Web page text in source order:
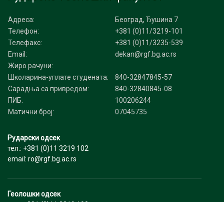
Адреса:
Београд, Ђушина 7
Телефон:
+381 (0)11/3219-101
Телефакс:
+381 (0)11/3235-539
Email:
dekan@rgf.bg.ac.rs
Жиро рачуни:
Школарина-уплате студената:
840-32847845-57
Сарадња са привредом:
840-32840845-08
ПИБ:
100206244
Матични број:
07045735
Рударски одсек
тел.: +381 (0)11 3219 102
email: ro@rgf.bg.ac.rs
Геолошки одсек